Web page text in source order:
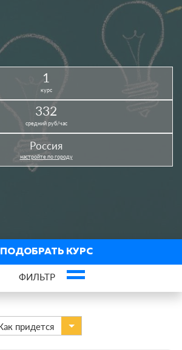
1
курс
332
средний руб/час
Россия
настройте по городу
придется
ПОДОБРАТЬ КУРС
ФИЛЬТР